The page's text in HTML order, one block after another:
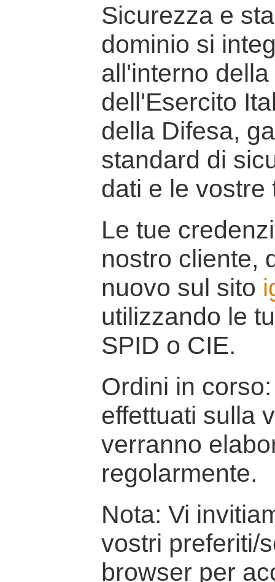
Sicurezza e
dominio si
all'interno
dell'Esercito
della Difesa,
standard di
dati e le vostre
Le tue
nostro cliente,
nuovo sul sito
utilizzando le
SPID o CIE.
Ordini in
effettuati sulla
verranno
regolarmente.
Nota: Vi
vostri preferiti/
browser per